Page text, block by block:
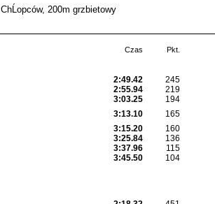
ChĹopców, 200m grzbietowy
Czas Pkt.
2:49.42
245
2:55.94
219
3:03.25
194
3:13.10
165
3:15.20
160
3:25.84
136
3:37.96
115
3:45.50 104